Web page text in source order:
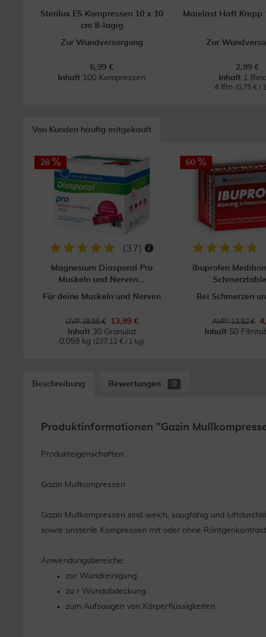
Sterilux ES Kompressen 10 x 10
cm 8-lagig
Zur Wundversorgung
6,99 €
Inhalt 100 Kompressen
Maielast Haft Krepp
Zur
2,99 €
Inhalt 1
4 lfm (0,75 € /
Von Kunden häufig mitgekauft
28
(37 )
Magnesium Diasporal Pro
Muskeln und Nerven...
Für deine Muskeln und Nerven
UVP 19,55 €
13,99 €
Inhalt 30 Granulat
0.059 kg (237,12 € / 1 kg)
60
Ibuprofen
Bei Schmerzen
AVP* 12,52 €
Inhalt 50
Beschreibung Bewertungen 0
Produktinformationen "Gazin
Produkteigenschaften:
Gazin Mullkompressen
Gazin Mullkompressen sind weich, saugfähig und
sowie unsterile Kompressen mit oder ohne
Anwendungsbereiche:
zur Wundreinigung.
zu r Wundabdeckung.
zum Aufsaugen von Körperflüssigkeiten.